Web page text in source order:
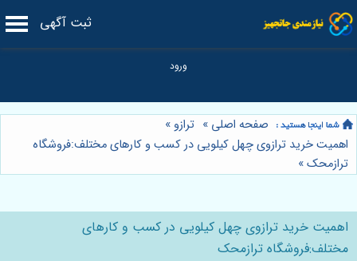
ثبت آگهی
صفحه اصلی » ترازو »
اهمیت خرید ترازوی چهل کیلویی در کسب و کارهای مختلف:فروشگاه
ترازمحک»
اهمیت خرید ترازوی چهل کیلویی در کسب و کارهای
مختلف:فروشگاه ترازمحک